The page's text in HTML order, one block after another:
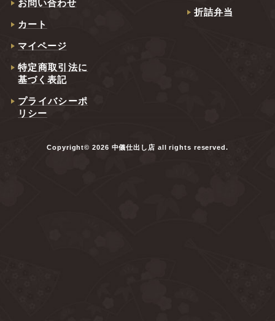
お問い合わせ
折詰弁当
カート
マイページ
特定商取引法に
基づく表記
プライバシーポ
リシー
Copyright© 2026 中儀仕出し店 all rights reserved.